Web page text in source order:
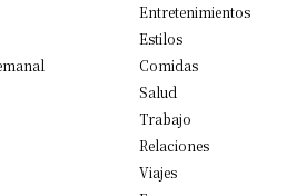
Entretenimientos
Estilos
Comidas
Salud
Trabajo
Relaciones
Viajes